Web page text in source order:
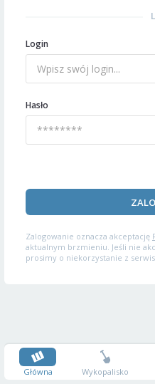
Login
Hasło
Zalogowanie oznacza akceptację
aktualnym brzmieniu. Jeśli nie
prosimy o niekorzystanie z
Główna Wykopalisko